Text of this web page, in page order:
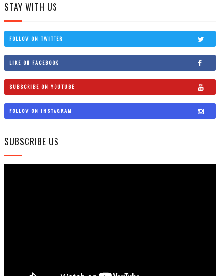
STAY WITH US
FOLLOW ON TWITTER
LIKE ON FACEBOOK
SUBSCRIBE ON YOUTUBE
FOLLOW ON INSTAGRAM
SUBSCRIBE US